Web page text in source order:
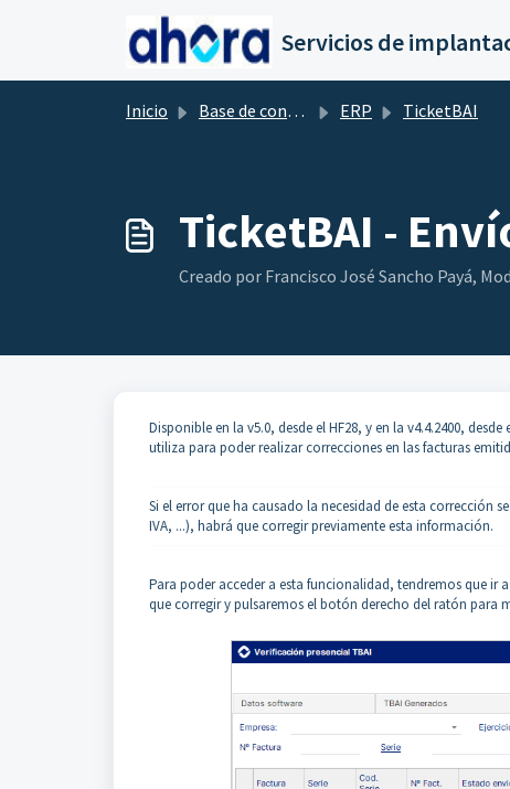
Saltar al contenido principal
Inicio Base de conocimientos ERP TicketBAI
TicketBAI -
Creado por Francisco José Sancho Payá,
Disponible en la v5.0, desde el HF28, y en la v4.4.2400,
utiliza para poder realizar correcciones en las facturas
Si el error que ha causado la necesidad de esta corrección
IVA, ...), habrá que corregir previamente esta información.
Para poder acceder a esta funcionalidad, tendremos que ir
que corregir y pulsaremos el botón derecho del ratón para